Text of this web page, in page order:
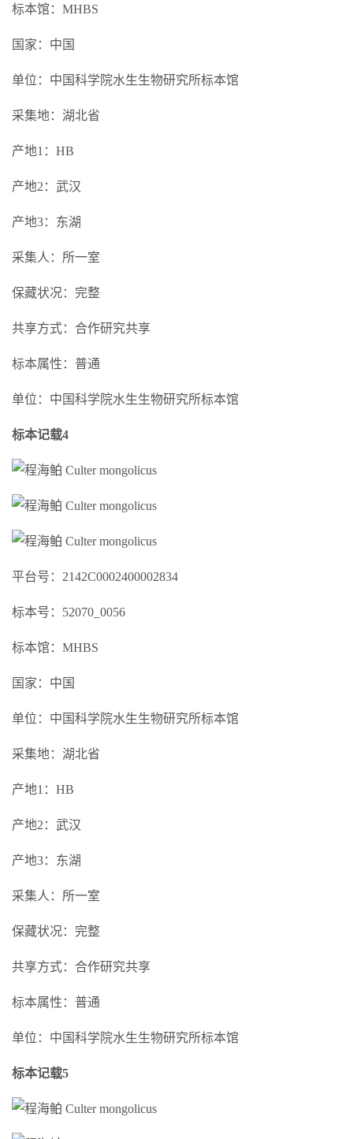
标本馆：MHBS
国家：中国
单位：中国科学院水生生物研究所标本馆
采集地：湖北省
产地1：HB
产地2：武汉
产地3：东湖
采集人：所一室
保藏状况：完整
共享方式：合作研究共享
标本属性：普通
单位：中国科学院水生生物研究所标本馆
标本记载4
平台号：2142C0002400002834
标本号：52070_0056
标本馆：MHBS
国家：中国
单位：中国科学院水生生物研究所标本馆
采集地：湖北省
产地1：HB
产地2：武汉
产地3：东湖
采集人：所一室
保藏状况：完整
共享方式：合作研究共享
标本属性：普通
单位：中国科学院水生生物研究所标本馆
标本记载5